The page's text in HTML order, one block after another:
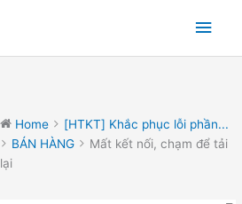
Main
Home
[HTKT] Khắc phục lỗi phần...
BÁN HÀNG
Mất kết nối, chạm để tải
lại